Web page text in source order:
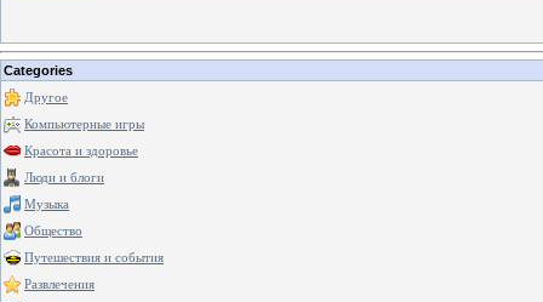
Categories
Другое
Компьютерные игры
Красота и здоровье
Люди и блоги
Музыка
Общество
Путешествия и события
Развлечения